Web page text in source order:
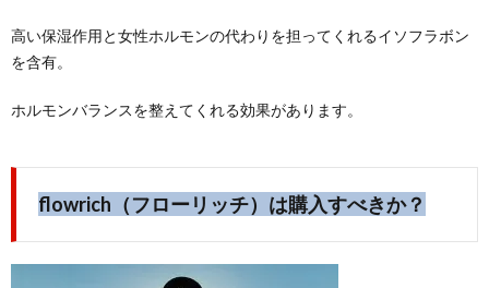
高い保湿作用と女性ホルモンの代わりを担ってくれるイソフラボン
を含有。
ホルモンバランスを整えてくれる効果があります。
flowrich（フローリッチ）は購入すべきか？